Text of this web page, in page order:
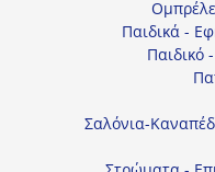
Παιδικά -
Παιδικό
Σαλόνια-